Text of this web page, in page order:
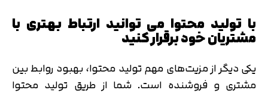
با تولید محتوا می توانید ارتباط بهتری با
مشتریان خود برقرار کنید
یکی دیگر از مزیت‌های مهم تولید محتوا، بهبود روابط بین
مشتری و فروشنده است. شما از طریق تولید محتوا